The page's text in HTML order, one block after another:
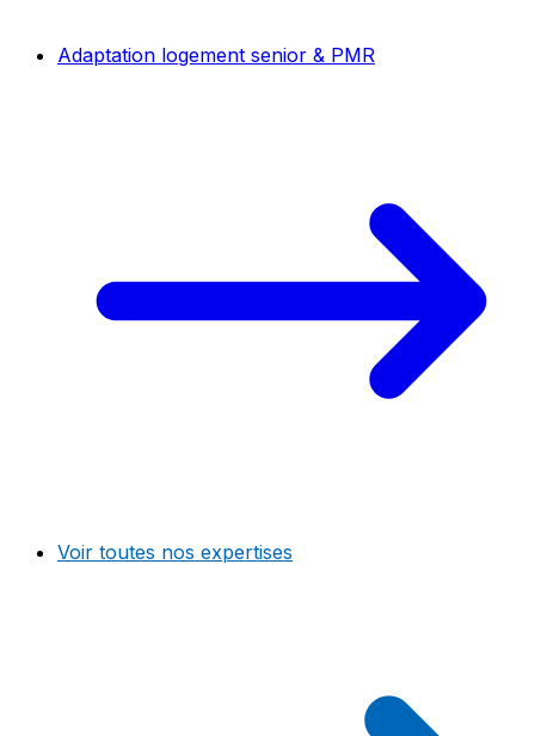
Adaptation logement senior & PMR
Voir toutes nos expertises